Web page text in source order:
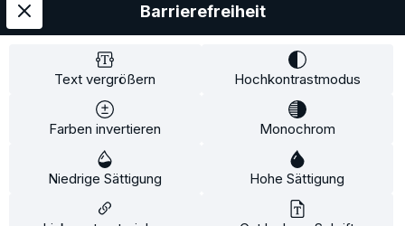
Wir vermitteln Lizenzen und organisieren Ausstellungen und
Unsere Communities
Versandkosten
Widerrufsformular
Impressum
Datenschutz
Alle Preise inkl. gesetzl. Mehrwertsteuer zzgl. Versandkosten
Nachnahmegebühren, wenn nicht anders angegeben.
Text vergrößern Hochkontrastmodus
Farben invertieren Monochrom
Niedrige Sättigung Hohe Sättigung
Barrierefreiheit